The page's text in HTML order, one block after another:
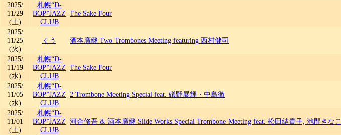
2025/
11/29
(土)
札幌“D-
BOP”JAZZ
CLUB
The Sake Four
2025/
11/25
(火)
くう 酒本廣継 Two Trombones Meeting featuring 西村健司
2025/
11/19
(水)
札幌“D-
BOP”JAZZ
CLUB
The Sake Four
2025/
11/05
(水)
札幌“D-
BOP”JAZZ
CLUB
2 Trombone Meeting Special feat. 礒野展輝・中島徹
2025/
11/01
(土)
札幌“D-
BOP”JAZZ
CLUB
河合修吾 & 酒本廣継 Slide Works Special Trombone Meeting feat. 松田結貴子, 池間きなこ